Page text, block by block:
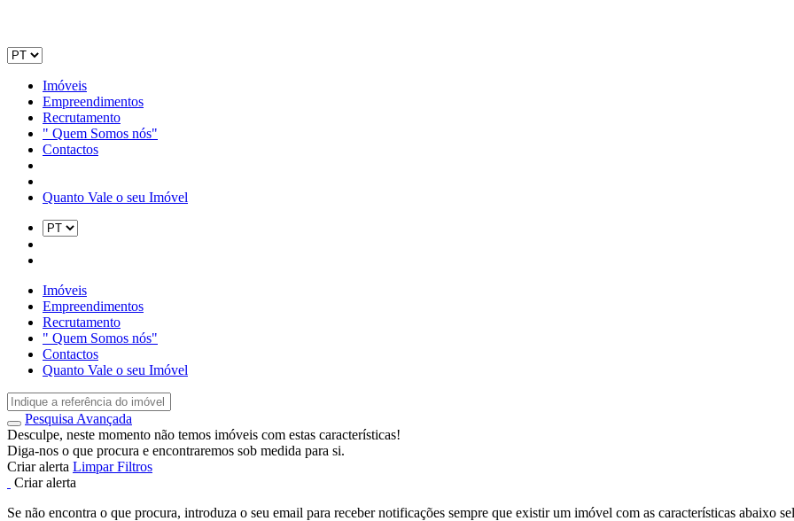
Imóveis
Empreendimentos
Recrutamento
" Quem Somos nós"
Contactos
Quanto Vale o seu Imóvel
Imóveis
Empreendimentos
Recrutamento
" Quem Somos nós"
Contactos
Quanto Vale o seu Imóvel
Pesquisa Avançada
Desculpe, neste momento não temos imóveis com estas características!
Diga-nos o que procura e encontraremos sob medida para si.
Criar alerta Limpar Filtros
Criar alerta
Se não encontra o que procura, introduza o seu email para receber notificações sempre que existir um imóvel com as características abaixo